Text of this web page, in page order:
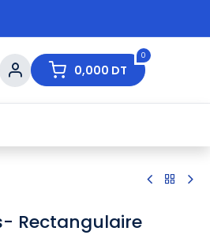
0
0,000 DT
Rectangulaire